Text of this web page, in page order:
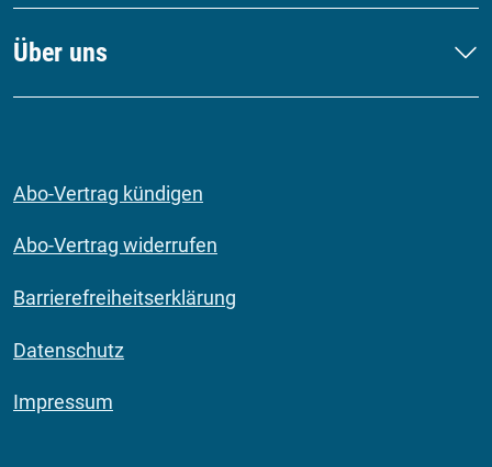
Über uns
Abo-Vertrag kündigen
Abo-Vertrag widerrufen
Barrierefreiheitserklärung
Datenschutz
Impressum